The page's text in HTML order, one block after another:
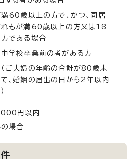
満60歳以上の方で、かつ、同居
れもが満60歳以上の方又は18
である場合
中学校卒業前の者がある方
ご夫婦の年齢の合計が80歳未
、婚姻の届出の日から2年以内
円以内
の場合